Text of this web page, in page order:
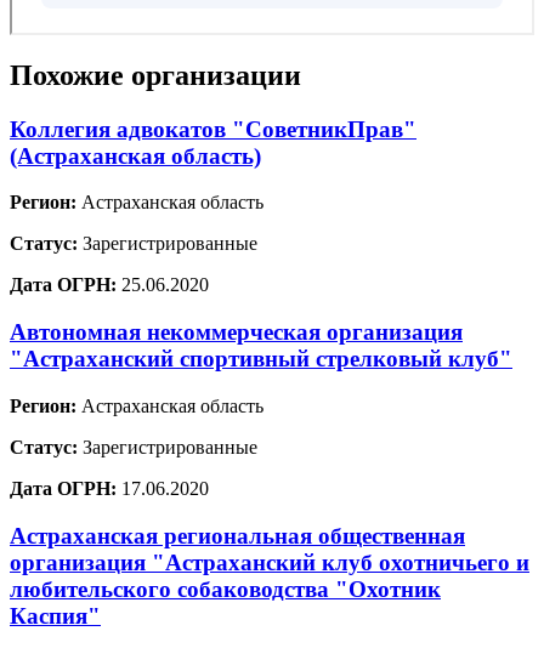
Похожие организации
Коллегия адвокатов "СоветникПрав"
(Астраханская область)
Регион: Астраханская область
Статус: Зарегистрированные
Дата ОГРН: 25.06.2020
Автономная некоммерческая организация
"Астраханский спортивный стрелковый клуб"
Регион: Астраханская область
Статус: Зарегистрированные
Дата ОГРН: 17.06.2020
Астраханская региональная общественная
организация "Астраханский клуб охотничьего и
любительского собаководства "Охотник
Каспия"